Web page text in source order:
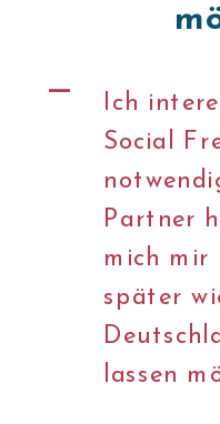
A
Ich
Social
Partner
mich mir
später
lassen